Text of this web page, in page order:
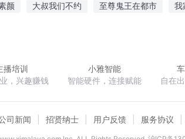
颜 大叔我们不约 至尊鬼王在都市 我
播培训
，兴趣赚钱
小雅智能
智能硬件，连接赋能
自在
司新闻 招贤纳士 用户反馈 服务协议